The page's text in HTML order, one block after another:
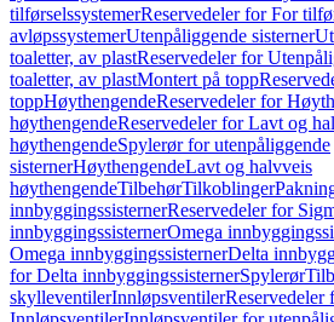
tilførselssystemerReservedeler for For
avløpssystemerUtenpåliggende sisterner
toaletter, av plastReservedeler for
toaletter, av plastMontert på topp
toppHøythengendeReservedeler for
høythengendeReservedeler for Lavt og
høythengendeSpylerør for utenpåliggende
sisternerHøythengendeLavt og halvveis
høythengendeTilbehørTilkoblinger
innbyggingssisternerReservedeler for
innbyggingssisternerOmega
Omega innbyggingssisternerDelta
for Delta innbyggingssisternerSpylerør
skylleventilerInnløpsventilerReservedeler